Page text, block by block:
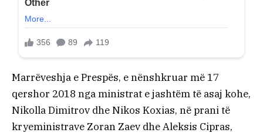
Marrëveshja e Prespës, e nënshkruar më 17
qershor 2018 nga ministrat e jashtëm të asaj kohe,
Nikolla Dimitrov dhe Nikos Koxias, në prani të
kryeministrave Zoran Zaev dhe Aleksis Cipras,